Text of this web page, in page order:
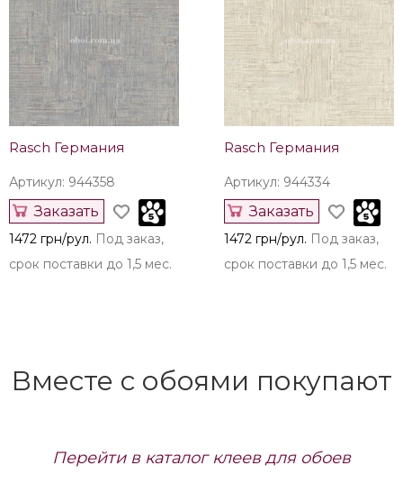
Rasch Германия
Артикул: 944358
Заказать
1472 грн/рул. Под заказ,
срок поставки до 1,5 мес.
Rasch Германия
Артикул: 944334
Заказать
1472 грн/рул. Под заказ,
срок поставки до 1,5 мес.
Вместе с обоями покупают
Перейти в каталог клеев для обоев